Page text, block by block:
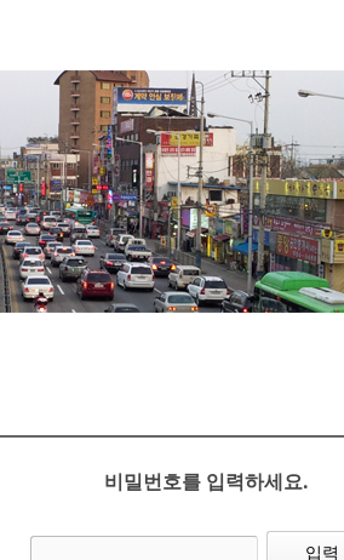
비밀번호를 입력하세요.